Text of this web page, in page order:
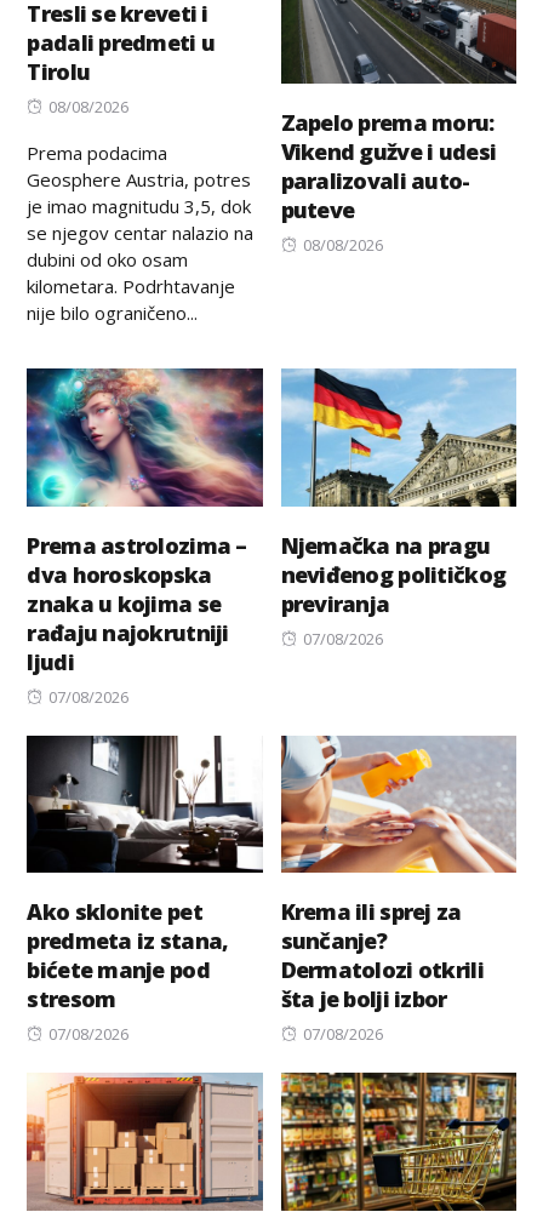
Tresli se kreveti i
padali predmeti u
Tirolu
Posted
08/08/2026
Prema podacima
Geosphere Austria, potres
je imao magnitudu 3,5, dok
se njegov centar nalazio na
dubini od oko osam
kilometara. Podrhtavanje
nije bilo ograničeno...
Zapelo prema moru:
Vikend gužve i udesi
paralizovali auto-
puteve
Posted
08/08/2026
Prema astrolozima –
dva horoskopska
znaka u kojima se
rađaju najokrutniji
ljudi
Posted
07/08/2026
Njemačka na pragu
neviđenog političkog
previranja
Posted
07/08/2026
Ako sklonite pet
predmeta iz stana,
bićete manje pod
stresom
Posted
07/08/2026
Krema ili sprej za
sunčanje?
Dermatolozi otkrili
šta je bolji izbor
Posted
07/08/2026